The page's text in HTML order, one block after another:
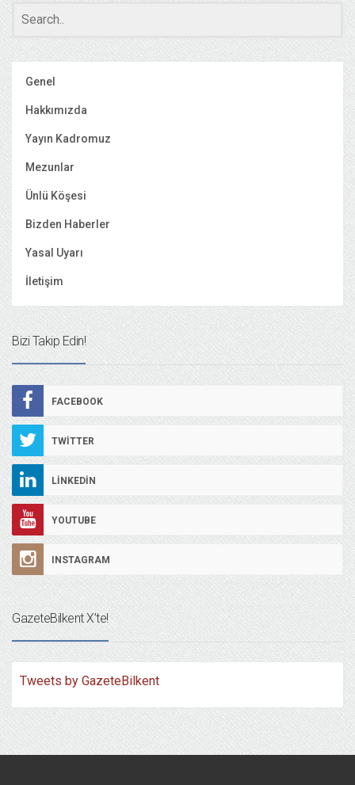
Genel
Hakkımızda
Yayın Kadromuz
Mezunlar
Ünlü Köşesi
Bizden Haberler
Yasal Uyarı
İletişim
Bizi Takip Edin!
FACEBOOK
TWITTER
LINKEDIN
YOUTUBE
INSTAGRAM
GazeteBilkent X’te!
Tweets by GazeteBilkent